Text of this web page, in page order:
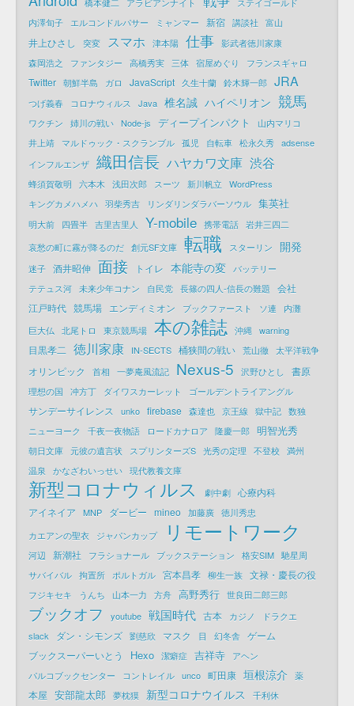
内澤旬子
エルコンドルパサー ミャンマー 新宿 講談社 富山
井上ひさし 突変 スマホ 津本陽 仕事 影武者徳川家康
森岡浩之
ファンタジー 高橋秀実 三体 宿屋めぐり フランスギャロ
Twitter 朝鮮半島 ガロ JavaScript 久生十蘭 鈴木輝一郎 JRA
つげ義春 コロナウィルス Java 椎名誠 ハイペリオン 競馬
ワクチン 姉川の戦い Node-js ディープインパクト
山内マリコ
井上靖
マルドゥック・スクランブル 孤児 自転車 松永久秀 adsense
インフルエンザ 織田信長 ハヤカワ文庫 渋谷
蜂須賀敬明 六本木 浅田次郎 スーツ 新川帆立
WordPress
キングカメハメハ 羽柴秀吉 リンダリンダラバーソウル 集英社
明大前 四畳半 吉里吉里人 Y-mobile 携帯電話 岩井三四二
哀愁の町に霧が降るのだ 創元SF文庫 転職 スターリン 開発
迷子 酒井昭伸 面接 トイレ 本能寺の変
バッテリー
テテュス河 未来少年コナン 自民党 長篠の四人-信長の難題
会社
江戸時代 競馬場 エンディミオン ブックファースト ソ連
内灘
巨大仏
北尾トロ 東京競馬場 本の雑誌 沖縄 warning
目黒孝二 徳川家康 IN-SECTS 桶狭間の戦い 荒山徹 太平洋戦争
オリンピック 首相 一夢庵風流記 Nexus-5 沢野ひとし 書原
理想の国 冲方丁 ダイワスカーレット ゴールデントライアングル
サンデーサイレンス unko firebase 森達也 京王線 獄中記 数独
ニューヨーク
千夜一夜物語 ロードカナロア 隆慶一郎 明智光秀
朝日文庫 元彼の遺言状 スプリンターズS 光秀の定理 不登校 満州
温泉
かなざわいっせい 現代教養文庫
新型コロナウィルス 劇中劇 心療内科
アイネイア
MNP ダービー mineo 加藤廣 徳川秀忠
カエアンの聖衣
ジャパンカップ リモートワーク
河辺 新潮社 フラショナール ブックステーション 格安SIM 馳星周
サバイバル 拘置所 ポルトガル 宮本昌孝 柳生一族 文禄・慶長の役
フジキセキ うんち 山本一力 方舟 高野秀行 世良田二郎三郎
ブックオフ youtube 戦国時代 古本 カジノ
ドラクエ
slack
ダン・シモンズ 劉慈欣 マスク 目 幻冬舎 ゲーム
ブックスーパーいとう
Hexo 潔癖症 吉祥寺
アヘン
パルコブックセンター
コントレイル unco 町田康 垣根涼介 薬
本屋 安部龍太郎 夢枕獏 新型コロナウイルス
千利休